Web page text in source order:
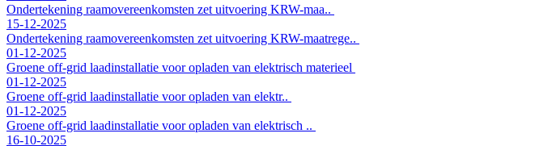
Ondertekening raamovereenkomsten zet uitvoering KRW-maa..
15-12-2025
Ondertekening raamovereenkomsten zet uitvoering KRW-maatrege..
01-12-2025
Groene off-grid laadinstallatie voor opladen van elektrisch materieel
01-12-2025
Groene off-grid laadinstallatie voor opladen van elektr..
01-12-2025
Groene off-grid laadinstallatie voor opladen van elektrisch ..
16-10-2025